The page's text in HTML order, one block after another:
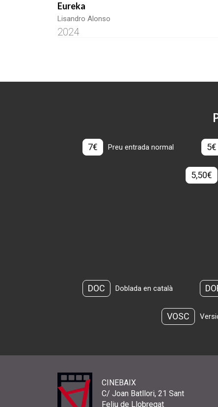
Eureka
Lisandro Alonso
2024
7€ Preu entrada normal 5€
5,50€
DOC Doblada en català
VOSC
CINEBAIX
C/ Joan Batllori, 21 Sant
Feliu de Llobregat